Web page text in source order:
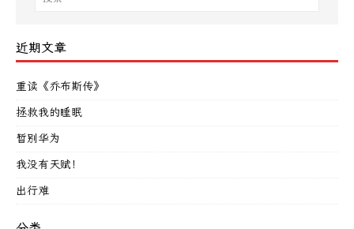
近期文章
重读《乔布斯传》
拯救我的睡眠
暂别华为
我没有天赋！
出行难